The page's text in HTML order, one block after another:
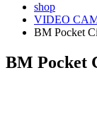
shop
VIDEO
BM Pocket
BM Pocket